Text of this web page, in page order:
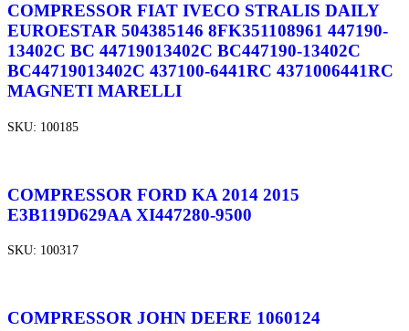
COMPRESSOR FIAT IVECO STRALIS DAILY
EUROESTAR 504385146 8FK351108961 447190-
13402C BC 44719013402C BC447190-13402C
BC44719013402C 437100-6441RC 4371006441RC
MAGNETI MARELLI
SKU: 100185
COMPRESSOR FORD KA 2014 2015
E3B119D629AA XI447280-9500
SKU: 100317
COMPRESSOR JOHN DEERE 1060124